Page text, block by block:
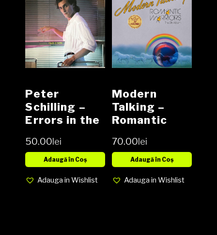
Peter
Schilling –
Errors in the
, LP, Album,
media NM
50.00lei
Adaugă în Coș
Adauga in Wishlist
Modern
Talking –
Romantic
The 5th
Album Vinyl,
media NM
70.00lei
Adaugă în Coș
Adauga in Wishlist